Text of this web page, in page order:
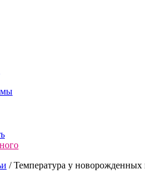
/Температура у новорожденных